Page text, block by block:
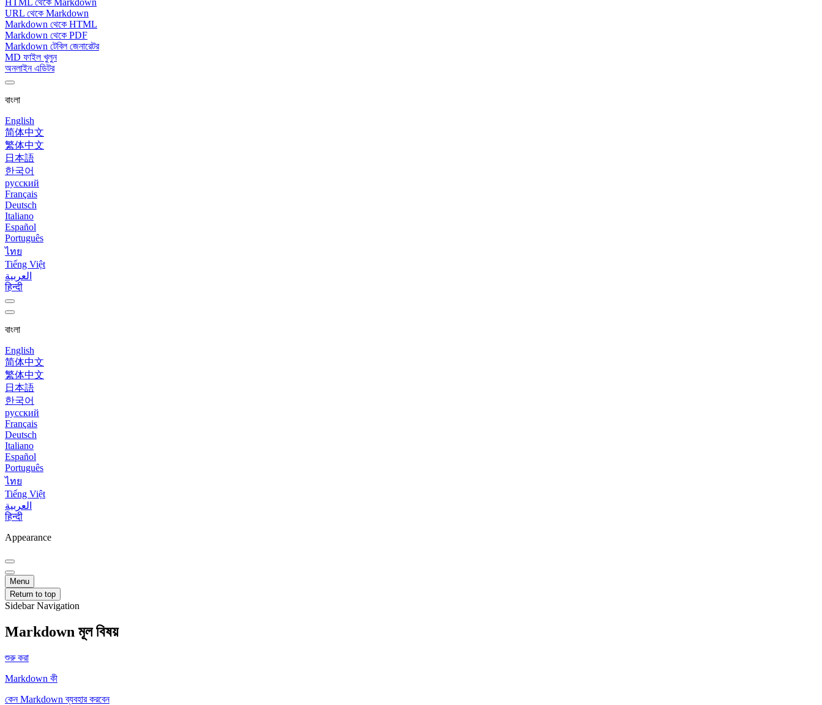
HTML থেকে Markdown
URL থেকে Markdown
Markdown থেকে HTML
Markdown থেকে PDF
Markdown টেবিল জেনারেটর
MD ফাইল খুলুন
অনলাইন এডিটর
বাংলা
English
简体中文
繁体中文
日本語
한국어
русский
Français
Deutsch
Italiano
Español
Português
ไทย
Tiếng Việt
العربية
हिन्दी
বাংলা
English
简体中文
繁体中文
日本語
한국어
русский
Français
Deutsch
Italiano
Español
Português
ไทย
Tiếng Việt
العربية
हिन्दी
Appearance
Menu
Return to top
Sidebar Navigation
Markdown মূল বিষয়
শুরু করা
Markdown কী
কেন Markdown ব্যবহার করবেন